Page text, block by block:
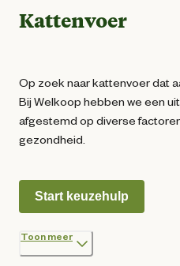
Kattenvoer
Op zoek naar kattenvoer dat
Bij Welkoop hebben we een
afgestemd op diverse
gezondheid.
Start keuzehulp
Toon meer